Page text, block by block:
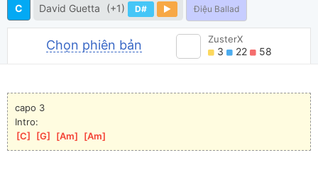
C David Guetta (+1) D# Điệu Ballad
Chọn phiên bản ZusterX
3 22 58
capo 3
Intro:
[C [G [Am [Am